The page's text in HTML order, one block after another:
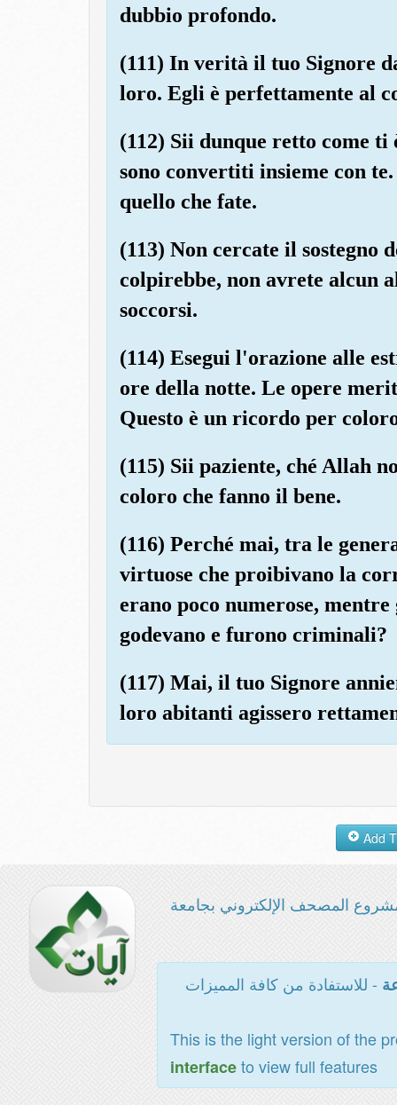
dubbio profondo.
(111) In verità il tuo Signore
loro. Egli è perfettamente al
(112) Sii dunque retto come
sono convertiti insieme con
quello che fate.
(113) Non cercate il
colpirebbe, non avrete alcun
soccorsi.
(114) Esegui l'orazione alle
ore della notte. Le opere
Questo è un ricordo per
(115) Sii paziente, ché Allah
coloro che fanno il bene.
(116) Perché mai, tra le
virtuose che proibivano la
erano poco numerose,
godevano e furono criminali?
(117) Mai, il tuo Signore
loro abitanti agissero
المصحف الإلكتروني بجامعة
- للاستفادة من كافة المميزات
This is the light version of the
interfaceto view full features